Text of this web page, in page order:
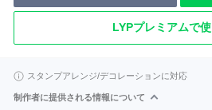
LYPプレミアムで
スタンプアレンジ/デコレーションに対応
制作者に提供される情報について